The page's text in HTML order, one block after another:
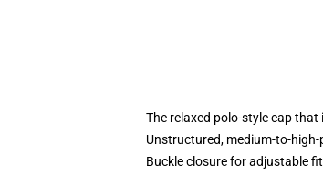
The relaxed polo-style cap
Unstructured, medium-to-
Buckle closure for adjustable fit